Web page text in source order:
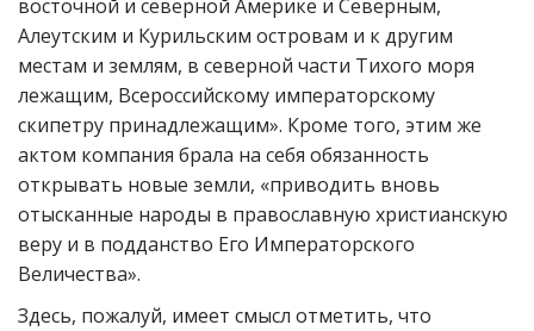
восточной и северной Америке и Северным,
Алеутским и Курильским островам и к другим
местам и землям, в северной части Тихого моря
лежащим, Всероссийскому императорскому
скипетру принадлежащим». Кроме того, этим же
актом компания брала на себя обязанность
открывать новые земли, «приводить вновь
отысканные народы в православную христианскую
веру и в подданство Его Императорского
Величества».
Здесь, пожалуй, имеет смысл отметить, что